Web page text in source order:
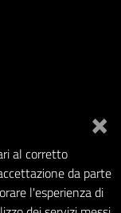
×
al corretto
da parte
l'esperienza di